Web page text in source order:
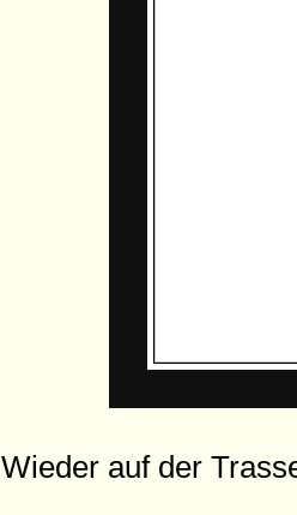
Wieder auf der